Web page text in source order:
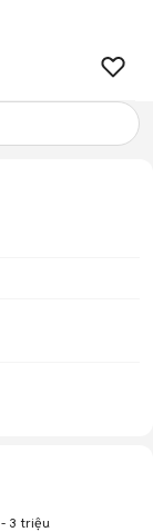
3 triệu